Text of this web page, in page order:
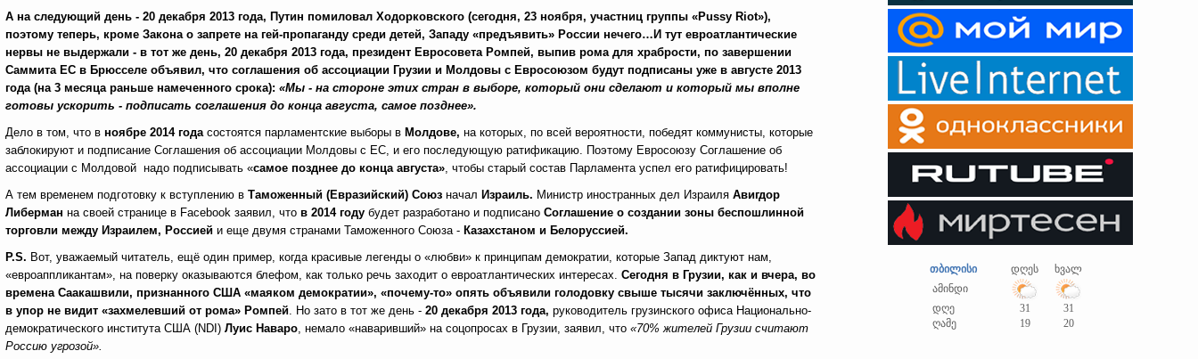
А на следующий день - 20 декабря 2013 года, Путин помиловал Ходорковского (сегодня, 23 ноября, участниц группы «Pussy Riot»),
поэтому теперь, кроме Закона о запрете на гей-пропаганду среди детей, Западу «предъявить» России нечего…И тут евроатлантические
нервы не выдержали - в тот же день, 20 декабря 2013 года, президент Евросовета Ромпей, выпив рома для храбрости, по завершении
Саммита ЕС в Брюсселе объявил, что соглашения об ассоциации Грузии и Молдовы с Евросоюзом будут подписаны уже в августе 2013
года (на 3 месяца раньше намеченного срока): «Мы - на стороне этих стран в выборе, который они сделают и который мы вполне
готовы ускорить - подписать соглашения до конца августа, самое позднее».
Дело в том, что в ноябре 2014 годасостоятся парламентские выборы в Молдове, на которых, по всей вероятности, победят коммунисты, которые
заблокируют и подписание Соглашения об ассоциации Молдовы с ЕС, и его последующую ратификацию. Поэтому Евросоюзу Соглашение об
ассоциации с Молдовой надо подписывать «самое позднее до конца августа», чтобы старый состав Парламента успел его ратифицировать!
А тем временем подготовку к вступлению в Таможенный (Евразийский) Союз начал Израиль. Министр иностранных дел Израиля Авигдор
Либерман на своей странице в Facebook заявил, что в 2014 году будет разработано и подписано Соглашение о создании зоны беспошлинной
торговли между Израилем, Россией и еще двумя странами Таможенного Союза - Казахстаном и Белоруссией.
P.S. Вот, уважаемый читатель, ещё один пример, когда красивые легенды о «любви» к принципам демократии, которые Запад диктуют нам,
«евроаппликантам», на поверку оказываются блефом, как только речь заходит о евроатлантических интересах. Сегодня в Грузии, как и вчера, во
времена Саакашвили, признанного США «маяком демократии», «почему-то» опять объявили голодовку свыше тысячи заключённых, что
в упор не видит «захмелевший от рома» Ромпей. Но зато в тот же день - 20 декабря 2013 года, руководитель грузинского офиса Национально-
демократического института США (NDI) Луис Наваро, немало «наваривший» на соцопросах в Грузии, заявил, что «70% жителей Грузии считают
Россию угрозой».
თბილისი დღეს
ხვალ
ამინდი
დღე
31
31
ღამე
19 20